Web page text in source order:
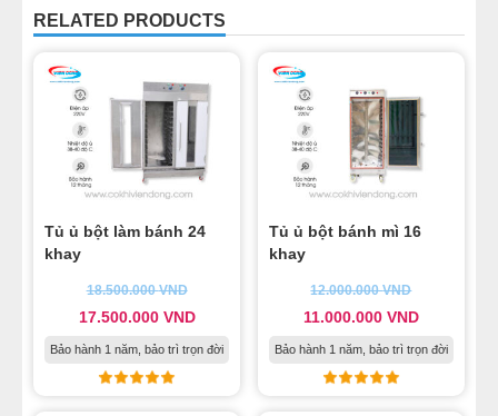
RELATED PRODUCTS
Tủ ủ bột làm bánh 24
khay
18.500.000VND
17.500.000 VND
Bảo hành 1 năm, bảo trì trọn đời
Tủ ủ bột bánh mì 16
khay
12.000.000VND
11.000.000 VND
Bảo hành 1 năm, bảo trì trọn đời